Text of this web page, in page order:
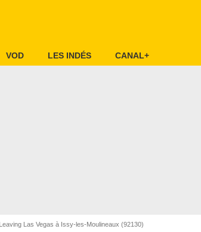
VOD LES INDÉS CANAL+
Las Vegas à Issy-les-Moulineaux (92130)